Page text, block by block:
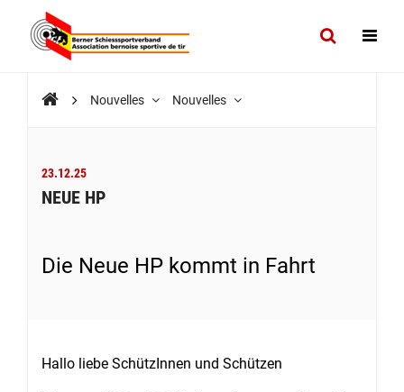
Nouvelles Nouvelles
23.12.25
NEUE HP
Die Neue HP kommt in Fahrt
Hallo liebe SchützInnen und Schützen